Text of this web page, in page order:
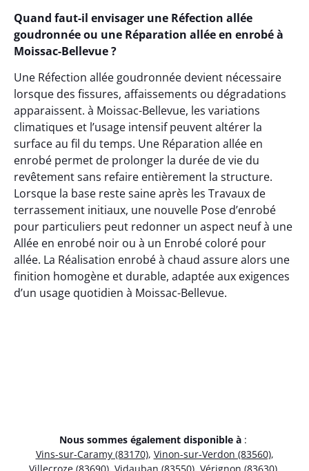
Quand faut-il envisager une Réfection allée
goudronnée ou une Réparation allée en enrobé à
Moissac-Bellevue ?
Une Réfection allée goudronnée devient nécessaire
lorsque des fissures, affaissements ou dégradations
apparaissent. à Moissac-Bellevue, les variations
climatiques et l’usage intensif peuvent altérer la
surface au fil du temps. Une Réparation allée en
enrobé permet de prolonger la durée de vie du
revêtement sans refaire entièrement la structure.
Lorsque la base reste saine après les Travaux de
terrassement initiaux, une nouvelle Pose d’enrobé
pour particuliers peut redonner un aspect neuf à une
Allée en enrobé noir ou à un Enrobé coloré pour
allée. La Réalisation enrobé à chaud assure alors une
finition homogène et durable, adaptée aux exigences
d’un usage quotidien à Moissac-Bellevue.
Nous sommes également disponible à :
Vins-sur-Caramy (83170), Vinon-sur-Verdon (83560),